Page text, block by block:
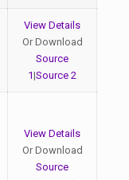
View Details
Or Download
Source
1|Source 2
View Details
Or Download
Source